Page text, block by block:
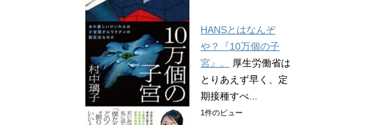
HANSとはなんぞ
や？『10万個の子
宮』。
厚生労働省は
とりあえず早く、定
期接種すべ...
1件のビュー